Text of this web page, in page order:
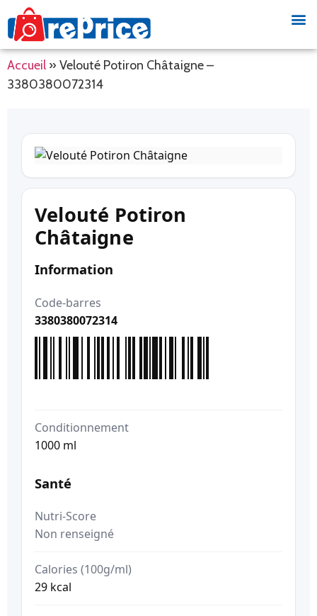
Accueil » Velouté Potiron Châtaigne –
3380380072314
Velouté Potiron
Châtaigne
Information
Code-barres
3380380072314
Conditionnement
1000 ml
Santé
Nutri-Score
Non renseigné
Calories (100g/ml)
29 kcal